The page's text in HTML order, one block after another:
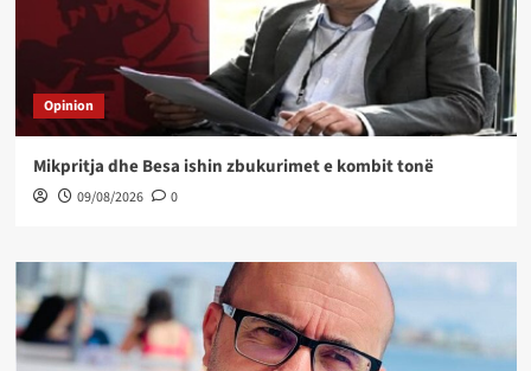
Opinion
Mikpritja dhe Besa ishin zbukurimet e kombit tonë
09/08/2026 0